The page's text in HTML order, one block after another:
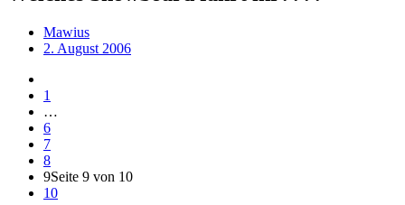
Mawius
2. August 2006
1
…
6
7
8
9Seite 9 von 10
10